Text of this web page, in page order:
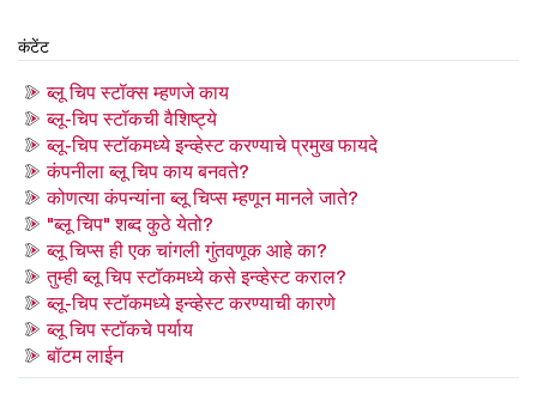
कंटेंट
ब्लू चिप स्टॉक्स म्हणजे काय
ब्लू-चिप स्टॉकची वैशिष्ट्ये
ब्लू-चिप स्टॉकमध्ये इन्व्हेस्ट करण्याचे प्रमुख फायदे
कंपनीला ब्लू चिप काय बनवते?
कोणत्या कंपन्यांना ब्लू चिप्स म्हणून मानले जाते?
"ब्लू चिप" शब्द कुठे येतो?
ब्लू चिप्स ही एक चांगली गुंतवणूक आहे का?
तुम्ही ब्लू चिप स्टॉकमध्ये कसे इन्व्हेस्ट कराल?
ब्लू-चिप स्टॉकमध्ये इन्व्हेस्ट करण्याची कारणे
ब्लू चिप स्टॉकचे पर्याय
बॉटम लाईन